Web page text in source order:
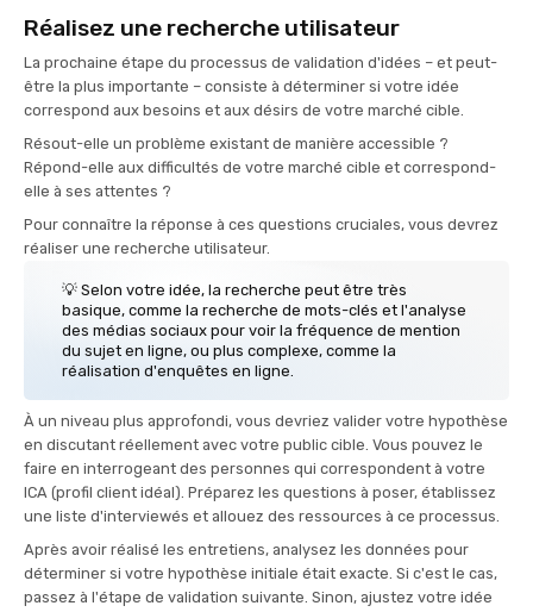
Réalisez une recherche utilisateur
La prochaine étape du processus de validation d'idées – et peut-
être la plus importante – consiste à déterminer si votre idée
correspond aux besoins et aux désirs de votre marché cible.
Résout-elle un problème existant de manière accessible ?
Répond-elle aux difficultés de votre marché cible et correspond-
elle à ses attentes ?
Pour connaître la réponse à ces questions cruciales, vous devrez
réaliser une recherche utilisateur.
💡 Selon votre idée, la recherche peut être très
basique, comme la recherche de mots-clés et l'analyse
des médias sociaux pour voir la fréquence de mention
du sujet en ligne, ou plus complexe, comme la
réalisation d'enquêtes en ligne.
À un niveau plus approfondi, vous devriez valider votre hypothèse
en discutant réellement avec votre public cible. Vous pouvez le
faire en interrogeant des personnes qui correspondent à votre
ICA (profil client idéal). Préparez les questions à poser, établissez
une liste d'interviewés et allouez des ressources à ce processus.
Après avoir réalisé les entretiens, analysez les données pour
déterminer si votre hypothèse initiale était exacte. Si c'est le cas,
passez à l'étape de validation suivante. Sinon, ajustez votre idée